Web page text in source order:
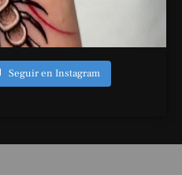
Seguir en Instagram